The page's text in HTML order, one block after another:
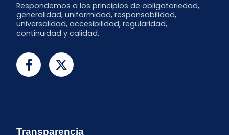
Respondemos a los principios de obligatoriedad,
generalidad, uniformidad, responsabilidad,
universalidad, accesibilidad, regularidad,
continuidad y calidad.
Transparencia